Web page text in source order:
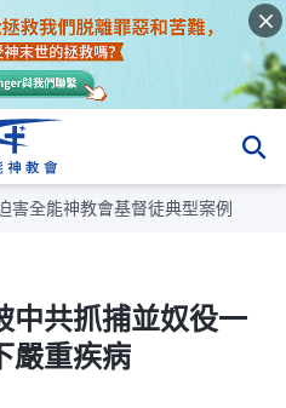
害全能神教會基督徒典型案例
中共抓捕並奴役一
重疾病